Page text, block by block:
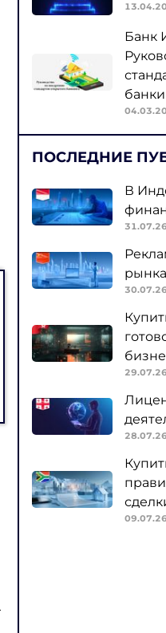
13.04.20
Банк
04.03.20
ПОСЛЕДНИЕ
В
31.07.26
30.07.26
29.07.26
28.07.26
09.07.26